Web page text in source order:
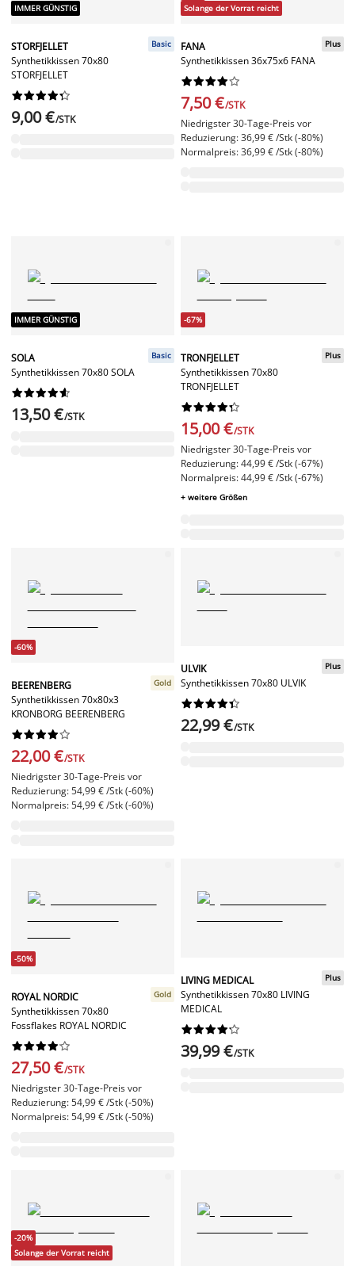
IMMER GÜNSTIG
STORFJELLET
Synthetikkissen 70x80
STORFJELLET
Basic






9,00 €/STK
Solange der Vorrat reicht
FANA
Synthetikkissen 36x75x6 FANA
Plus






7,50 €/STK
Niedrigster 30-Tage-Preis vor
Reduzierung: 36,99 € /Stk (-80%)
Normalpreis: 36,99 € /Stk (-80%)
IMMER GÜNSTIG
SOLA
Synthetikkissen 70x80 SOLA
Basic






13,50 €/STK
-67%
TRONFJELLET
Synthetikkissen 70x80
TRONFJELLET
Plus






15,00 €/STK
Niedrigster 30-Tage-Preis vor
Reduzierung: 44,99 € /Stk (-67%)
Normalpreis: 44,99 € /Stk (-67%)
+ weitere Größen
-60%
BEERENBERG
Synthetikkissen 70x80x3
KRONBORG BEERENBERG
Gold






22,00 €/STK
Niedrigster 30-Tage-Preis vor
Reduzierung: 54,99 € /Stk (-60%)
Normalpreis: 54,99 € /Stk (-60%)
ULVIK
Synthetikkissen 70x80 ULVIK
Plus






22,99 €/STK
-50%
ROYAL NORDIC
Synthetikkissen 70x80
Fossflakes ROYAL NORDIC
Gold






27,50 €/STK
Niedrigster 30-Tage-Preis vor
Reduzierung: 54,99 € /Stk (-50%)
Normalpreis: 54,99 € /Stk (-50%)
LIVING MEDICAL
Synthetikkissen 70x80 LIVING
MEDICAL
Plus






39,99 €/STK
-20%
Solange der Vorrat reicht